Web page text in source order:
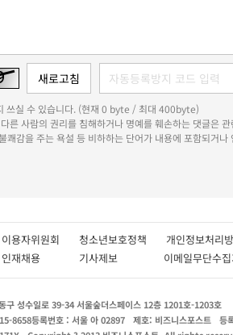
쓰실 수 있습니다. (현재 0 byte / 최대 400byte)
른 사람의 권리를 침해하거나 명예를 훼손하는 댓글은
쾌감을 주는 욕설 등 비하하는 단어가 내용에 포함되거
이용자위원회 청소년보호정책 개인정보처
인재채용 기사제보 이메일무단수
구 성수일로 39-34 서울숲더스페이스 12층 1201호-1203호
8658등록번호 : 서울 아 02897 제호: 비즈니스포스트 등